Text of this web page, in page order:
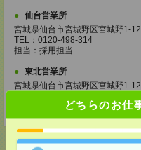
どちらのお仕
仙台営業所
宮城県仙台市宮城野区宮城野1-
TEL：0120-498-314
担当：採用担当
東北営業所
宮城県仙台市宮城野区宮城野1-
担当：採用担当